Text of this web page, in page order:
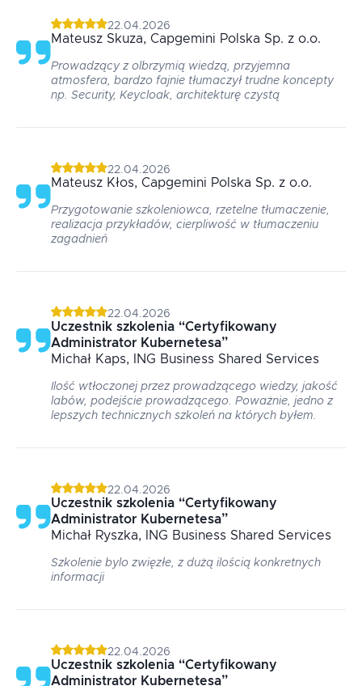
22.04.2026
Mateusz Skuza, Capgemini Polska Sp. z o.o.
Prowadzący z olbrzymią wiedzą, przyjemna
atmosfera, bardzo fajnie tłumaczył trudne koncepty
np. Security, Keycloak, architekturę czystą
22.04.2026
Mateusz Kłos, Capgemini Polska Sp. z o.o.
Przygotowanie szkoleniowca, rzetelne tłumaczenie,
realizacja przykładów, cierpliwość w tłumaczeniu
zagadnień
22.04.2026
Uczestnik szkolenia “Certyfikowany
Administrator Kubernetesa”
Michał Kaps, ING Business Shared Services
Ilość wtłoczonej przez prowadzącego wiedzy, jakość
labów, podejście prowadzącego. Poważnie, jedno z
lepszych technicznych szkoleń na których byłem.
22.04.2026
Uczestnik szkolenia “Certyfikowany
Administrator Kubernetesa”
Michał Ryszka, ING Business Shared Services
Szkolenie bylo zwięzłe, z dużą ilością konkretnych
informacji
22.04.2026
Uczestnik szkolenia “Certyfikowany
Administrator Kubernetesa”